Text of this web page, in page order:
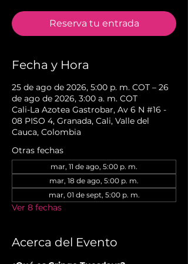
Reserva tu entrada
Fecha y Hora
25 de ago de 2026, 5:00 p. m. COT – 26
de ago de 2026, 3:00 a. m. COT
Cali-La Azotea Gastrobar, Av 6 N #16 -
08 PISO 4, Granada, Cali, Valle del
Cauca, Colombia
Otras fechas
mar, 11 de ago, 5:00 p. m.
mar, 18 de ago, 5:00 p. m.
mar, 01 de sept, 5:00 p. m.
Ver 8 fechas
Acerca del Evento